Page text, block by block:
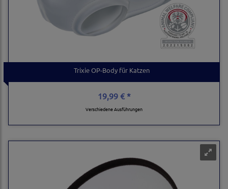
Trixie OP-Body für Katzen
19,99 € *
Verschiedene Ausführungen